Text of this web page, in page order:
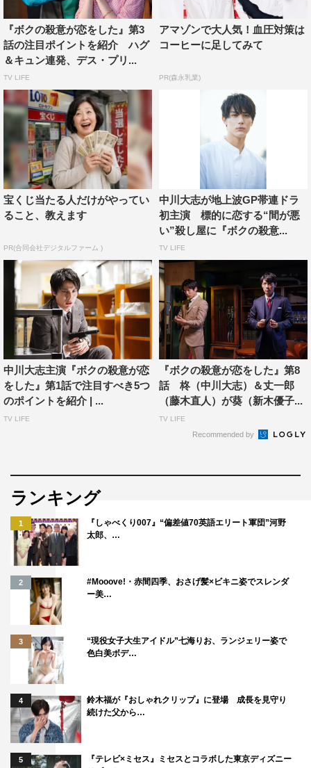
『ボクの殺意が恋をした』第3
話の注目ポイントを紹介 ハグ
＆キュン連発、デス・プリ...
TV LIFE
アマゾンで大人気！血圧対策は
コーヒーに足してみて
PR(森永乳業)
宝くじ当たる人だけがやってい
ること、教えます
PR(合同会社デジタルファーム )
中川大志が地上波GP帯連ドラ
初主演 標的に恋する“間が悪
い”殺し屋に『ボクの殺意...
TV LIFE
中川大志主演『ボクの殺意が恋
をした』第1話で注目すべき5つ
のポイントを紹介 | ...
TV LIFE
『ボクの殺意が恋をした』第8
話 柊（中川大志）＆丈一郎
（藤木直人）が葵（新木優子...
TV LIFE
Recommended by
ランキング
1
『しゃべくり007』“偏差値70英語エリート軍団”河野
太郎、…
2
#Mooove!・赤間四季、おさげ髪×ビキニ姿でスレンダ
ー美…
3
“現役女子大生アイドル”七海りお、ランジェリー姿で
色白美ボデ…
4
鈴木福が『おしゃれクリップ』に登場 成長を見守り
続けた父から…
5
『テレビ×ミセス』ミセスとコラボした東京ディズニー